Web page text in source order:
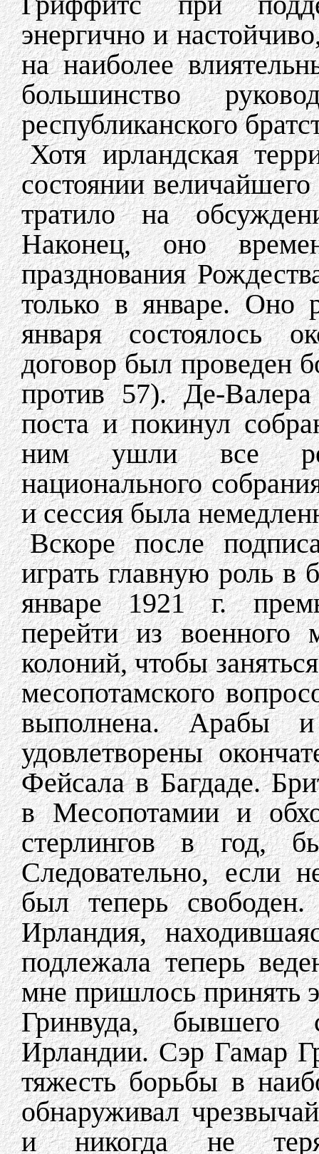
энергично и
на наиболее
большинство
республиканского
Хотя ирландская
состоянии
тратило на
Наконец, оно
празднования
только в январе. Оно
января состоялось
договор был проведен
против 57). Де-Валера
поста и покинул
ним ушли все
национального
и сессия была
Вскоре после
играть главную роль в
январе 1921 г.
перейти из военного
колоний, чтобы
месопотамского
выполнена. Арабы
удовлетворены
Фейсала в Багдаде.
в Месопотамии и
стерлингов в год,
Следовательно, если
был теперь
Ирландия,
подлежала теперь
мне пришлось принять
Гринвуда, бывшего
Ирландии. Сэр Гамар
тяжесть борьбы в
обнаруживал
и никогда не